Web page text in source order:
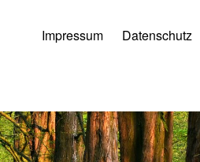
User account
Impressum Datenschutz